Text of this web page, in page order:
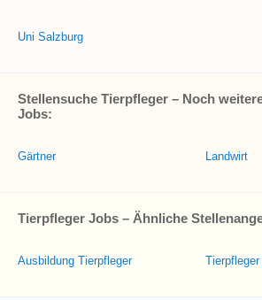
Uni Salzburg
Stellensuche Tierpfleger – Noch
Jobs:
Gärtner Landwirt
Tierpfleger Jobs – Ähnliche
Ausbildung Tierpfleger